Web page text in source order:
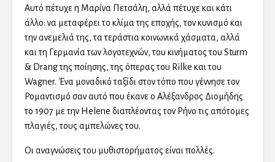
Αυτό πέτυχε η Μαρίνα Πετσάλη, αλλά πέτυχε και κάτι
άλλο: να μεταφέρει το κλίμα της εποχής, τον κυνισμό και
την ανεμελιά της, τα τεράστια κοινωνικά χάσματα, αλλά
και τη Γερμανία των λογοτεχνών, του κινήματος του Sturm
& Drang της ποίησης, της όπερας του Rilke και του
Wagner. Ένα μοναδικό ταξίδι στον τόπο που γέννησε τον
Ρομαντισμό σαν αυτό που έκανε ο Αλέξανδρος Διομήδης
το 1907 με την Helene διαπλέοντας τον Ρήνο τις απότομες
πλαγιές, τους αμπελώνες του.
Οι αναγνώσεις του μυθιστορήματος είναι πολλές.